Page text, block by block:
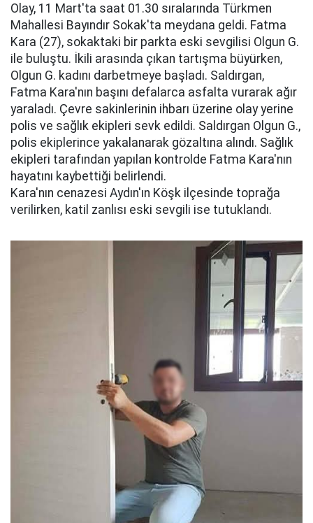
Olay, 11 Mart'ta saat 01.30 sıralarında Türkmen
Mahallesi Bayındır Sokak'ta meydana geldi. Fatma
Kara (27), sokaktaki bir parkta eski sevgilisi Olgun G.
ile buluştu. İkili arasında çıkan tartışma büyürken,
Olgun G. kadını darbetmeye başladı. Saldırgan,
Fatma Kara'nın başını defalarca asfalta vurarak ağır
yaraladı. Çevre sakinlerinin ihbarı üzerine olay yerine
polis ve sağlık ekipleri sevk edildi. Saldırgan Olgun G.,
polis ekiplerince yakalanarak gözaltına alındı. Sağlık
ekipleri tarafından yapılan kontrolde Fatma Kara'nın
hayatını kaybettiği belirlendi.
Kara'nın cenazesi Aydın'ın Köşk ilçesinde toprağa
verilirken, katil zanlısı eski sevgili ise tutuklandı.